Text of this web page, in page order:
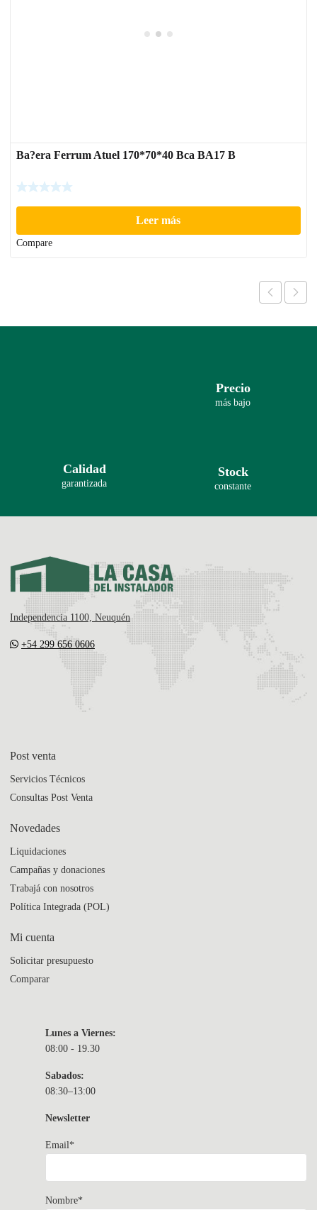
Ba?era Ferrum Atuel 170*70*40 Bca BA17 B
Leer más
Compare
Precio
más bajo
Calidad
garantizada
Stock
constante
Independencia 1100, Neuquén
+54 299 656 0606
Post venta
Servicios Técnicos
Consultas Post Venta
Novedades
Liquidaciones
Campañas y donaciones
Trabajá con nosotros
Política Integrada (POL)
Mi cuenta
Solicitar presupuesto
Comparar
Lunes a Viernes:
08:00 - 19.30
Sabados:
08:30–13:00
Newsletter
Email*
Nombre*